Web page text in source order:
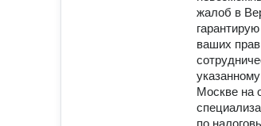
жалоб в
ваших
Москве на
по